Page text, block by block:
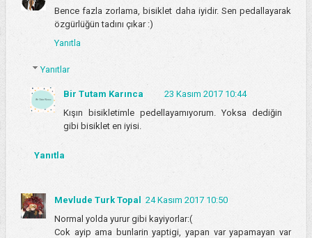
Bence fazla zorlama, bisiklet daha iyidir. Sen pedallayarak
özgürlüğün tadını çıkar :)
Yanıtla
Yanıtlar
Bir Tutam Karınca
23 Kasım 2017 10:44
Kışın bisikletimle pedellayamıyorum. Yoksa dediğin
gibi bisiklet en iyisi.
Yanıtla
Mevlude Turk Topal 24 Kasım 2017 10:50
Normal yolda yurur gibi kayiyorlar:(
Cok ayip ama bunlarin yaptigi, yapan var yapamayan var